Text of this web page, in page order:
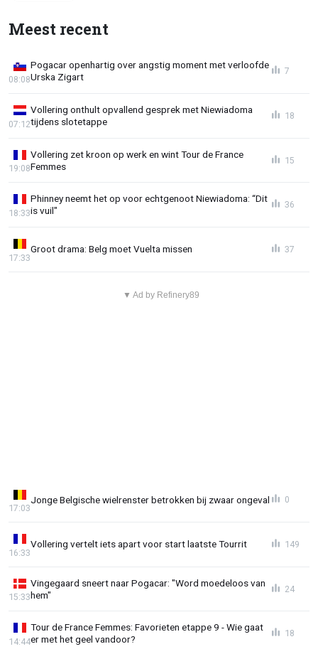
Meest recent
Pogacar openhartig over angstig moment met verloofde
Urska Zigart
08:08
7
Vollering onthult opvallend gesprek met Niewiadoma
tijdens slotetappe
07:12
18
Vollering zet kroon op werk en wint Tour de France
Femmes
19:08
15
Phinney neemt het op voor echtgenoot Niewiadoma: “Dit
is vuil"
18:33
36
Groot drama: Belg moet Vuelta missen
17:33
37
▼ Ad by Refinery89
Jonge Belgische wielrenster betrokken bij zwaar ongeval
17:03
0
Vollering vertelt iets apart voor start laatste Tourrit
16:33
149
Vingegaard sneert naar Pogacar: "Word moedeloos van
hem"
15:33
24
Tour de France Femmes: Favorieten etappe 9 - Wie gaat
er met het geel vandoor?
14:44
18